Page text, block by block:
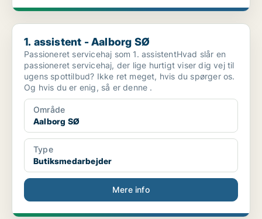
1. assistent - Aalborg SØ
1. assistent - Aalborg SØ
Passioneret servicehaj som 1. assistentHvad slår en
passioneret servicehaj, der lige hurtigt viser dig vej til
ugens spottilbud? Ikke ret meget, hvis du spørger os.
Og hvis du er enig, så er denne .
Område
Aalborg SØ
Type
Butiksmedarbejder
Mere info